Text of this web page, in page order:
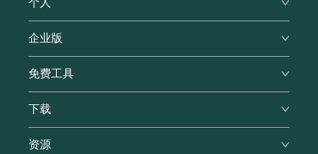
高级版
价格
表单填写器
推荐计划
教育优惠
企业版
企业功能
优势
支持
免费工具
密码生成器
我的密码有多安全？
下载
浏览器
资源